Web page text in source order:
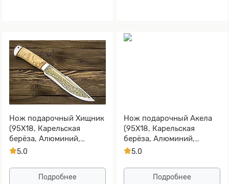
Нож подарочный Хищник
(95Х18, Карельская
берёза, Алюминий,
Золочение клинка)
5.0
Подробнее
Нож подарочный Акела
(95Х18, Карельская
берёза, Алюминий,
Золочение клинка)
5.0
Подробнее